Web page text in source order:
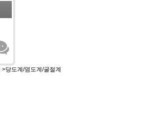
>당도계/염도계/굴절계